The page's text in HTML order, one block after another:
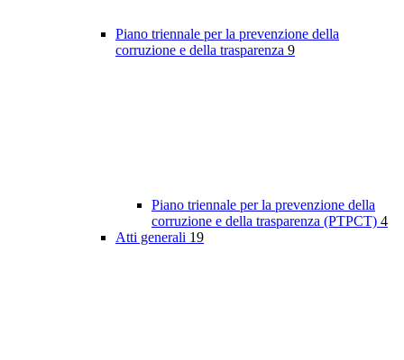
Piano triennale per la prevenzione della
corruzione e della trasparenza 9
Piano triennale per la prevenzione della
corruzione e della trasparenza (PTPCT) 4
Atti generali 19